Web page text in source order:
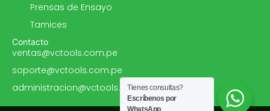
Prensas de Ensayo
Tamices
Contacto
ventas@vctools.com.pe
soporte@vctools.com.pe
administracion@vctools.com.peTienes consultas?
Escríbenos por
WhatsApp